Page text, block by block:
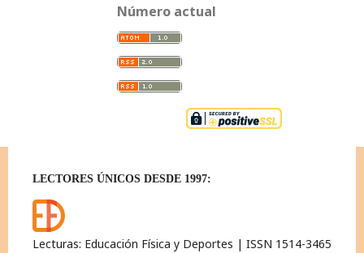
Número actual
LECTORES ÚNICOS DESDE 1997:
Lecturas: Educación Física y Deportes | ISSN 1514-3465